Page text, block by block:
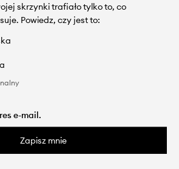
skrzynki trafiało tylko to, co
Powiedz, czy jest to:
Zapisz mnie